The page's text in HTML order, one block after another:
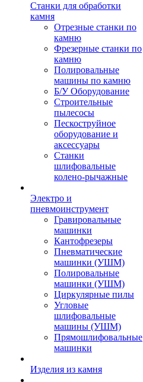
Станки для обработки
камня
Отрезные станки по
камню
Фрезерные станки по
камню
Полировальные
машины по камню
Б/У Оборудование
Строительные
пылесосы
Пескоструйное
оборудование и
аксессуары
Станки
шлифовальные
колено-рычажные
Электро и
пневмоинструмент
Гравировальные
машинки
Кантофрезеры
Пневматические
машинки (УШМ)
Полировальные
машинки (УШМ)
Циркулярные пилы
Угловые
шлифовальные
машины (УШМ)
Прямошлифовальные
машинки
Изделия из камня